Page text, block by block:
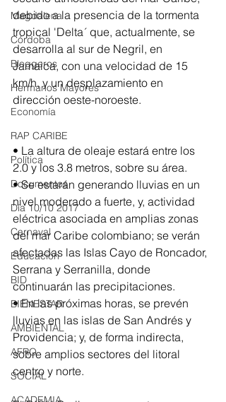
Magdalena
Córdoba
Bloggeros
Hermanos Mayores
Economía
RAP CARIBE
Política
Documentos
Día 10/10 2017
Carnaval
Educación
BID
BIENESTAR
AMBIENTAL
AFRO
SOCIAL
debido a la presencia de la tormenta
tropical 'Delta´ que, actualmente, se
desarrolla al sur de Negril, en
Jamaica, con una velocidad de 15
km/h, y un desplazamiento en
dirección oeste-noroeste.
• La altura de oleaje estará entre los
2.0 y los 3.8 metros, sobre su área.
• Se estarán generando lluvias en un
nivel moderado a fuerte, y, actividad
eléctrica asociada en amplias zonas
del mar Caribe colombiano; se verán
afectadas las Islas Cayo de Roncador,
Serrana y Serranilla, donde
continuarán las precipitaciones.
• En las próximas horas, se prevén
lluvias en las islas de San Andrés y
Providencia; y, de forma indirecta,
sobre amplios sectores del litoral
centro y norte.